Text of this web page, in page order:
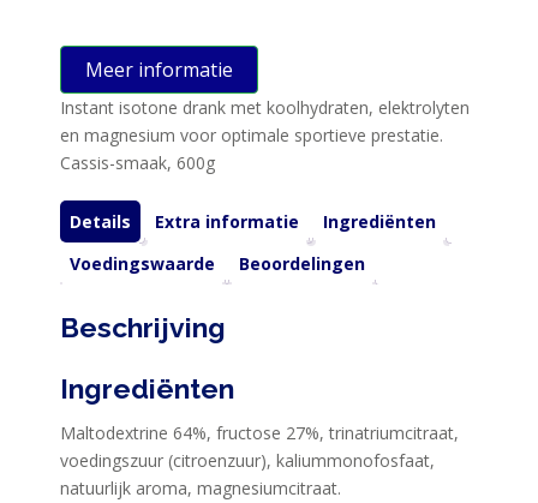
Meer informatie
Instant isotone drank met koolhydraten, elektrolyten
en magnesium voor optimale sportieve prestatie.
Cassis-smaak, 600g
Details Extra informatie
Ingrediënten
Voedingswaarde
Beoordelingen
Beschrijving
Ingrediënten
Maltodextrine 64%, fructose 27%, trinatriumcitraat,
voedingszuur (citroenzuur), kaliummonofosfaat,
natuurlijk aroma, magnesiumcitraat.
HOME
PRODUCTEN